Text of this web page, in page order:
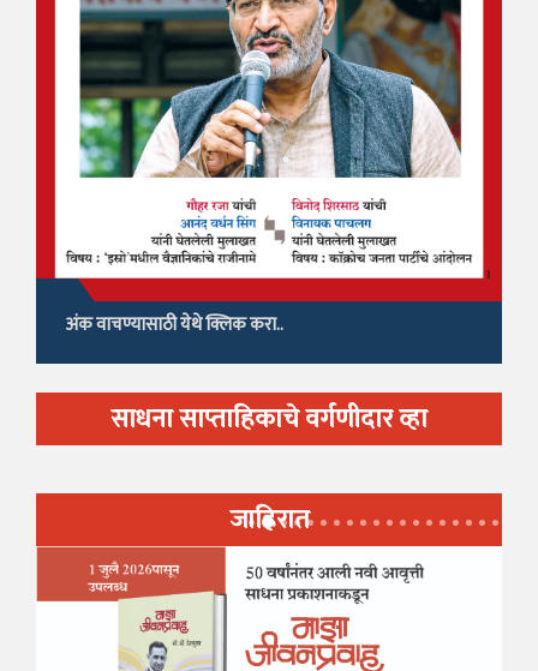
अंक वाचण्यासाठी येथे क्लिक करा..
साधना साप्ताहिकाचे वर्गणीदार व्हा
जाहिरात